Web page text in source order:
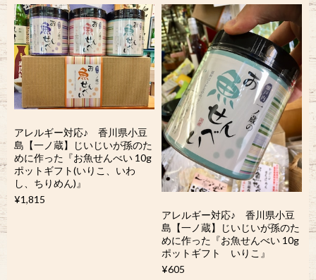
アレルギー対応♪ 香川県小豆
島【一ノ蔵】じいじいが孫のた
めに作った『お魚せんべい 10g
ポットギフト(いりこ、いわ
し、ちりめん)』
¥1,815
アレルギー対応♪ 香川県小豆
島【一ノ蔵】じいじいが孫のた
めに作った『お魚せんべい 10g
ポットギフト いりこ』
¥605